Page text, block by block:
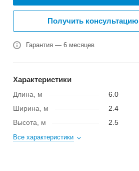
Получить консультацию
Гарантия — 6 месяцев
Характеристики
Длина, м
6.0
Ширина, м
2.4
Высота, м
2.5
Все характеристики